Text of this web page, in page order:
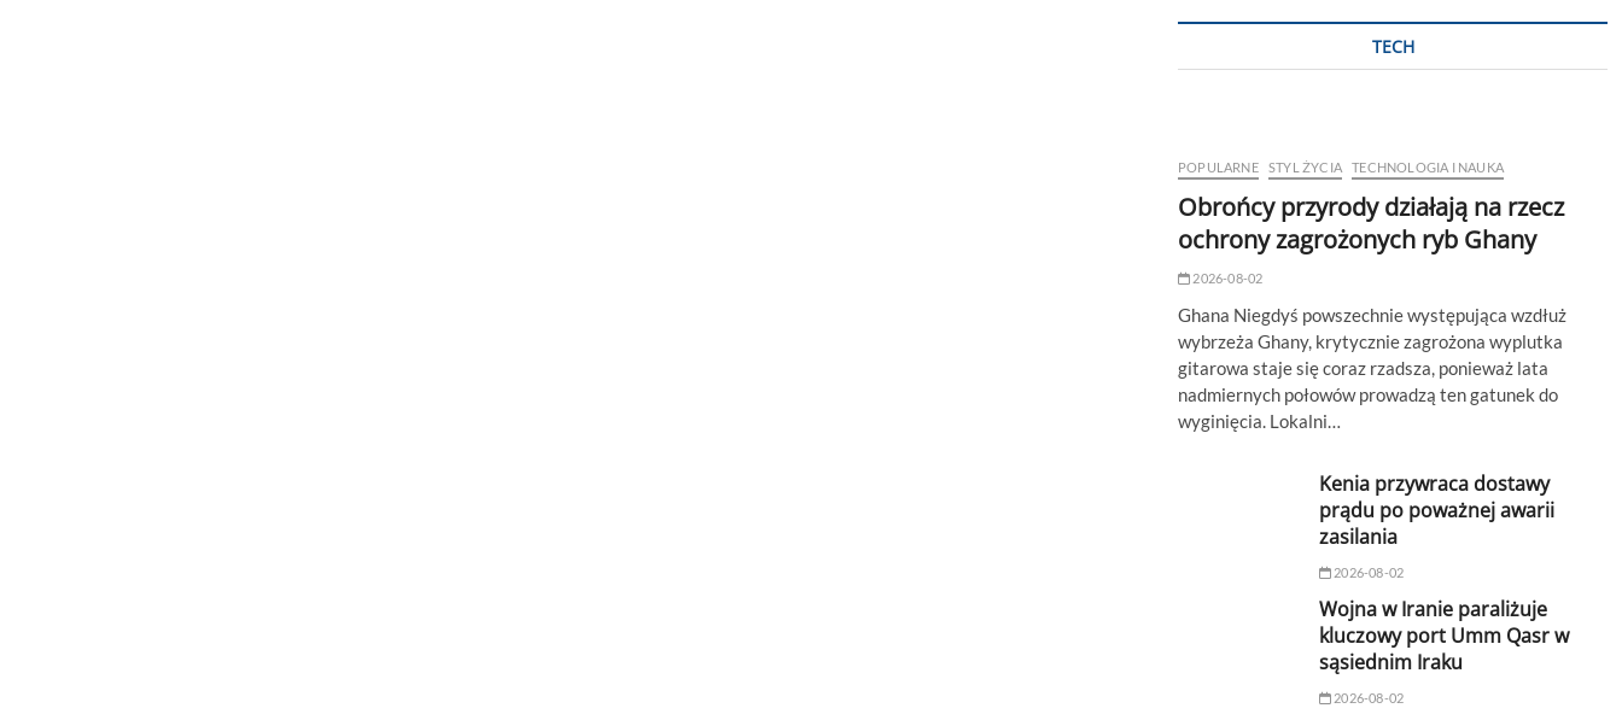
TECH
POPULARNE STYL ŻYCIA TECHNOLOGIA I NAUKA
Obrońcy przyrody działają na rzecz
ochrony zagrożonych ryb Ghany
2026-08-02
Ghana Niegdyś powszechnie występująca wzdłuż
wybrzeża Ghany, krytycznie zagrożona wyplutka
gitarowa staje się coraz rzadsza, ponieważ lata
nadmiernych połowów prowadzą ten gatunek do
wyginięcia. Lokalni…
Kenia przywraca dostawy
prądu po poważnej awarii
zasilania
2026-08-02
Wojna w Iranie paraliżuje
kluczowy port Umm Qasr w
sąsiednim Iraku
2026-08-02